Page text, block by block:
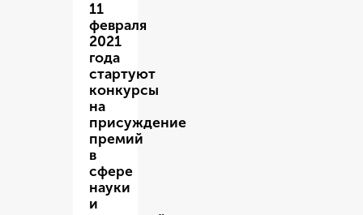
11
февраля
2021
года
стартуют
конкурсы
на
присуждение
премий
в
сфере
науки
и